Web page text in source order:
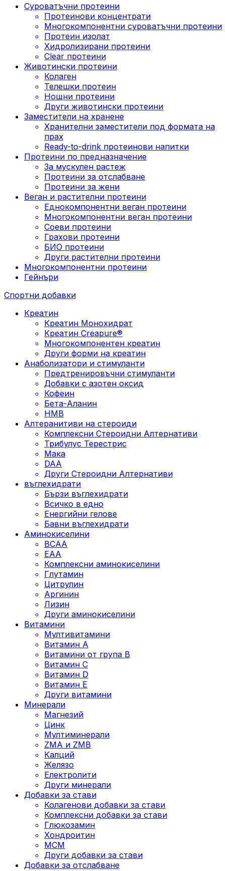
Суроватъчни протеини
Протеинови концентрати
Многокомпонентни суроватъчни протеини
Протеин изолат
Хидролизирани протеини
Clear протеини
Животински протеини
Колаген
Телешки протеин
Нощни протеини
Други животински протеини
Заместители на хранене
Хранителни заместители под формата на
прах
Ready-to-drink протеинови напитки
Протеини по предназначение
За мускулен растеж
Протеини за отслабване
Протеини за жени
Веган и растителни протеини
Еднокомпонентни веган протеини
Многокомпонентни веган протеини
Соеви протеини
Грахови протеини
БИО протеини
Други растителни протеини
Многокомпонентни протеини
Гейнъри
Спортни добавки
Креатин
Креатин Монохидрат
Креатин Creapure®
Многокомпонентен креатин
Други форми на креатин
Анаболизатори и стимуланти
Предтренировъчни стимуланти
Добавки с азотен оксид
Кофеин
Бета-Аланин
HMB
Алтеранитиви на стероиди
Комплексни Стероидни Алтернативи
Трибулус Терестрис
Maка
DAA
Други Стероидни Алтернативи
въглехидрати
Бързи въглехидрати
Всичко в едно
Енергийни гелове
Бавни въглехидрати
Аминокиселини
BCAA
EAA
Комплексни аминокиселини
Глутамин
Цитрулин
Аргинин
Лизин
Други аминокиселини
Витамини
Мултивитамини
Витамин А
Витамини от група B
Витамин C
Витамин D
Витамин E
Други витамини
Минерали
Магнезий
Цинк
Мултиминерали
ZMA и ZMB
Калций
Желязо
Електролити
Други минерали
Добавки за стави
Колагенови добавки за стави
Комплексни добавки за стави
Глюкозамин
Хондроитин
МСМ
Други добавки за стави
Добавки за отслабване